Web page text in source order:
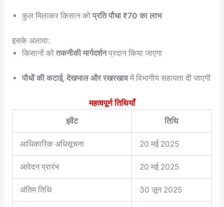
कुल मिलाकर किसान को प्रति पौधा ₹70 का लाभ
इसके अलावा:
किसानों को तकनीकी मार्गदर्शनप्रदान किया जाएगा
पौधों की कटाई, देखभाल और रखरखावमें विभागीय सहायता दी जाएगी
महत्वपूर्ण तिथियाँ
इवेंट
तिथि
आधिकारिक अधिसूचना 20 मई 2025
आवेदन प्रारंभ 20 मई 2025
अंतिम तिथि 30 जून 2025